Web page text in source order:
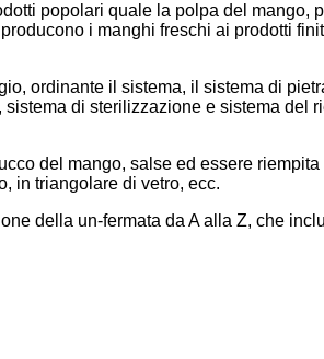
popolari quale la polpa del mango,
i manghi freschi ai prodotti
ordinante il sistema, il sistema di
di sterilizzazione e sistema del
del mango, salse ed essere
in triangolare di vetro, ecc.
della un-fermata da A alla Z, che